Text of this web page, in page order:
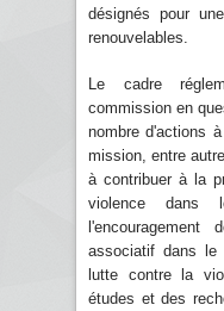
désignés pour
renouvelables.
Le cadre
commission en
nombre d'actions
mission, entre
à contribuer à la
violence dans
l'encouragement
associatif dans le
lutte contre la
études et des